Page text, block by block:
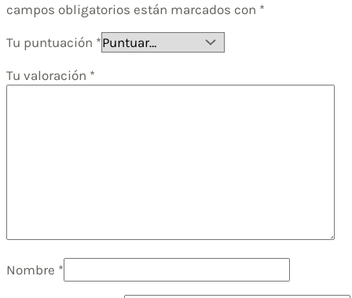
campos obligatorios están marcados con *
Tu puntuación *
Tu valoración *
Nombre *